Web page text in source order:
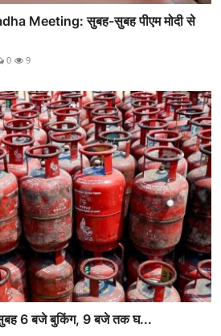
Meeting: सुबह-सुबह पीएम मोदी से
0 9
6 बजे बुकिंग, 9 बजे तक घ...